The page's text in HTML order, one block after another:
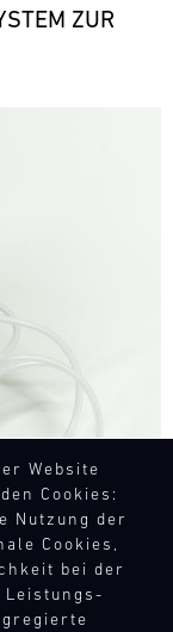
Website
Cookies:
Nutzung der
Cookies,
bei der
Leistungs-
ZUR